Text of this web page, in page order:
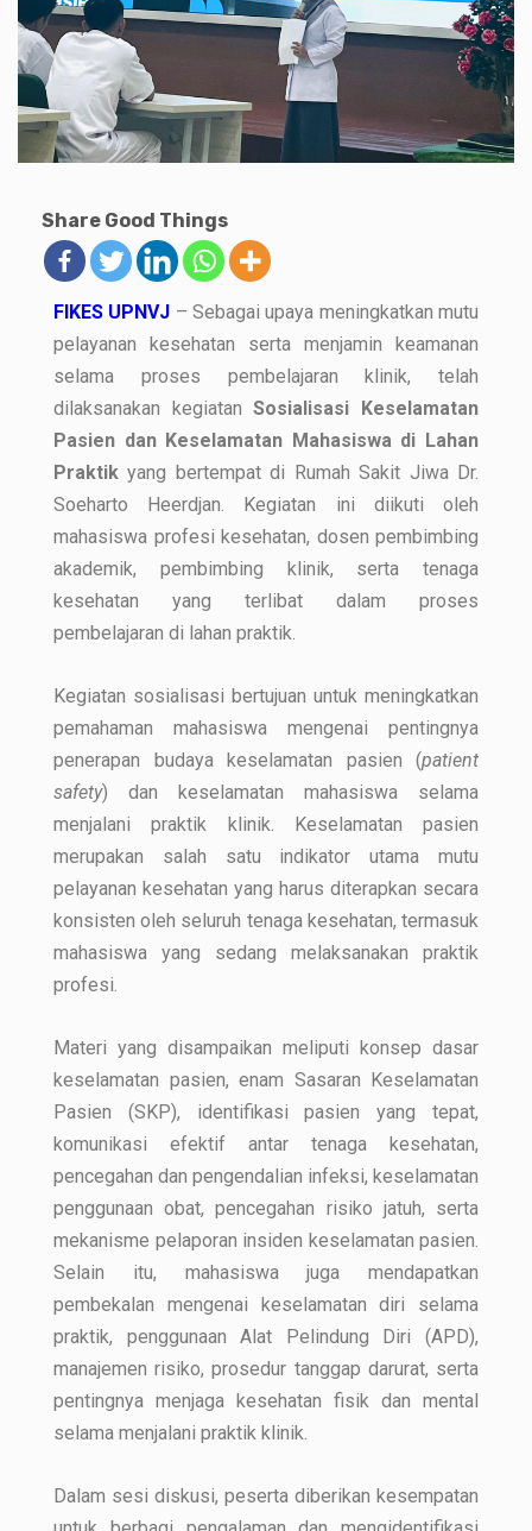
Share Good Things
FIKES UPNVJ – Sebagai upaya meningkatkan mutu
pelayanan kesehatan serta menjamin keamanan
selama proses pembelajaran klinik, telah
dilaksanakan kegiatanSosialisasi Keselamatan
Pasien dan Keselamatan Mahasiswa di Lahan
Praktik yang bertempat di Rumah Sakit Jiwa Dr.
Soeharto Heerdjan. Kegiatan ini diikuti oleh
mahasiswa profesi kesehatan, dosen pembimbing
akademik, pembimbing klinik, serta tenaga
kesehatan yang terlibat dalam proses
pembelajaran di lahan praktik.
Kegiatan sosialisasi bertujuan untuk meningkatkan
pemahaman mahasiswa mengenai pentingnya
penerapan budaya keselamatan pasien (patient
safety) dan keselamatan mahasiswa selama
menjalani praktik klinik. Keselamatan pasien
merupakan salah satu indikator utama mutu
pelayanan kesehatan yang harus diterapkan secara
konsisten oleh seluruh tenaga kesehatan, termasuk
mahasiswa yang sedang melaksanakan praktik
profesi.
Materi yang disampaikan meliputi konsep dasar
keselamatan pasien, enam Sasaran Keselamatan
Pasien (SKP), identifikasi pasien yang tepat,
komunikasi efektif antar tenaga kesehatan,
pencegahan dan pengendalian infeksi, keselamatan
penggunaan obat, pencegahan risiko jatuh, serta
mekanisme pelaporan insiden keselamatan pasien.
Selain itu, mahasiswa juga mendapatkan
pembekalan mengenai keselamatan diri selama
praktik, penggunaan Alat Pelindung Diri (APD),
manajemen risiko, prosedur tanggap darurat, serta
pentingnya menjaga kesehatan fisik dan mental
selama menjalani praktik klinik.
Dalam sesi diskusi, peserta diberikan kesempatan